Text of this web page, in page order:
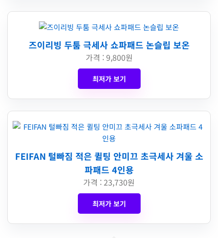
즈이리빙 두툼 극세사 쇼파패드 논슬립 보온
가격 : 9,800원
최저가 보기
FEIFAN 털빠짐 적은 퀼팅 안미끄 초극세사 겨울 소
파패드 4인용
가격 : 23,730원
최저가 보기